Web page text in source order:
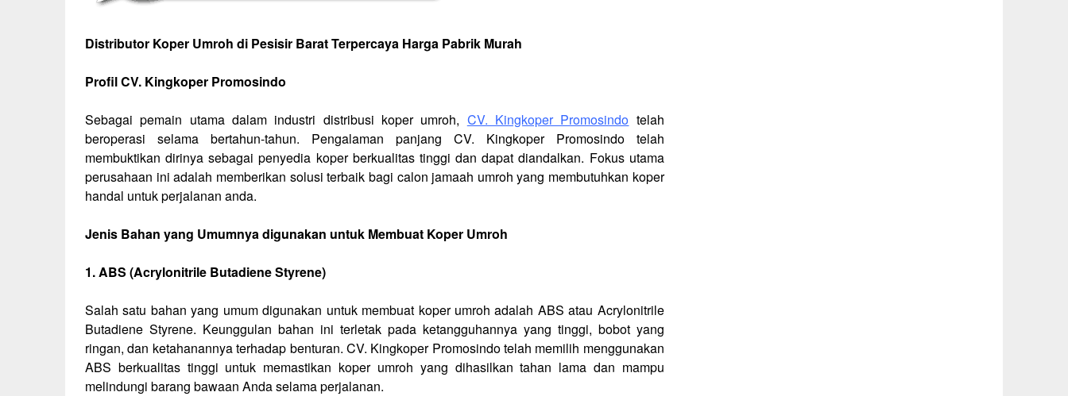
Distributor Koper Umroh di Pesisir Barat Terpercaya Harga Pabrik Murah
Profil CV. Kingkoper Promosindo
Sebagai pemain utama dalam industri distribusi koper umroh, CV. Kingkoper Promosindo telah
beroperasi selama bertahun-tahun. Pengalaman panjang CV. Kingkoper Promosindo telah
membuktikan dirinya sebagai penyedia koper berkualitas tinggi dan dapat diandalkan. Fokus utama
perusahaan ini adalah memberikan solusi terbaik bagi calon jamaah umroh yang membutuhkan koper
handal untuk perjalanan anda.
Jenis Bahan yang Umumnya digunakan untuk Membuat Koper Umroh
1. ABS (Acrylonitrile Butadiene Styrene)
Salah satu bahan yang umum digunakan untuk membuat koper umroh adalah ABS atau Acrylonitrile
Butadiene Styrene. Keunggulan bahan ini terletak pada ketangguhannya yang tinggi, bobot yang
ringan, dan ketahanannya terhadap benturan. CV. Kingkoper Promosindo telah memilih menggunakan
ABS berkualitas tinggi untuk memastikan koper umroh yang dihasilkan tahan lama dan mampu
melindungi barang bawaan Anda selama perjalanan.